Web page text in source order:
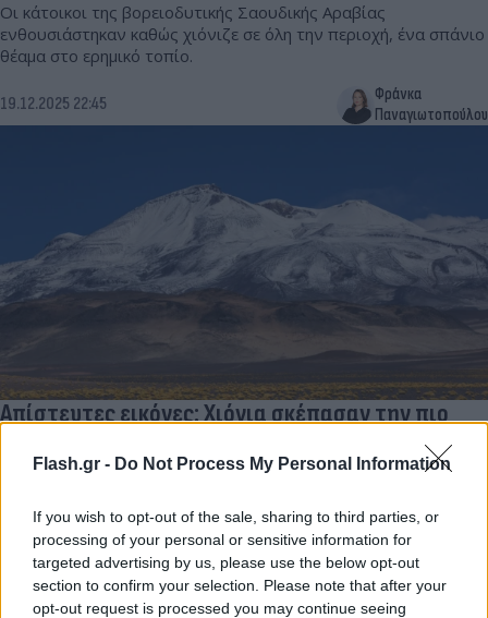
Flash.gr - Do Not Process My Personal Information
If you wish to opt-out of the sale, sharing to third parties, or
processing of your personal or sensitive information for
targeted advertising by us, please use the below opt-out
section to confirm your selection. Please note that after your
opt-out request is processed you may continue seeing
Οι κάτοικοι της βορειοδυτικής Σαουδικής Αραβίας
ενθουσιάστηκαν καθώς χιόνιζε σε όλη την περιοχή, ένα σπάνιο
θέαμα στο ερημικό τοπίο.
19.12.2025 22:45
Φράνκα
Παναγιωτοπούλου
Απίστευτες εικόνες: Χιόνια σκέπασαν την πιο
Το σπάνιο φαινόμενο παρατηρήθηκε στην περιοχή για
27.06.2025 10:02
Ομάδα
Flash.gr